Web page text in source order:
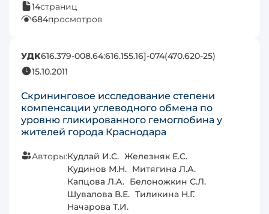
14страниц
684просмотров
УДК616.379-008.64:616.155.16]-074(470.620-25)
15.10.2011
Скрининговое исследование степени
компенсации углеводного обмена по
уровню гликированного гемоглобина у
жителей города Краснодара
Авторы:Кудлай И.С. Железняк Е.С.
Кудинов М.Н. Митягина Л.А.
Капцова Л.А. Белоножкин С.Л.
Шувалова В.Е. Тиликина Н.Г.
Начарова Т.И.